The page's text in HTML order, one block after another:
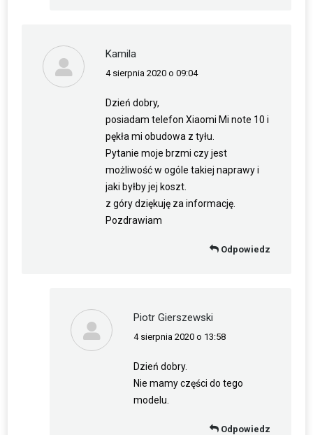
Kamila
napisał(a):
4 sierpnia 2020 o 09:04
Dzień dobry,
posiadam telefon Xiaomi Mi note 10 i
pękła mi obudowa z tyłu.
Pytanie moje brzmi czy jest
możliwość w ogóle takiej naprawy i
jaki byłby jej koszt.
z góry dziękuję za informację.
Pozdrawiam
Odpowiedz
Piotr Gierszewski
napisał(a):
4 sierpnia 2020 o 13:58
Dzień dobry.
Nie mamy części do tego
modelu.
Odpowiedz